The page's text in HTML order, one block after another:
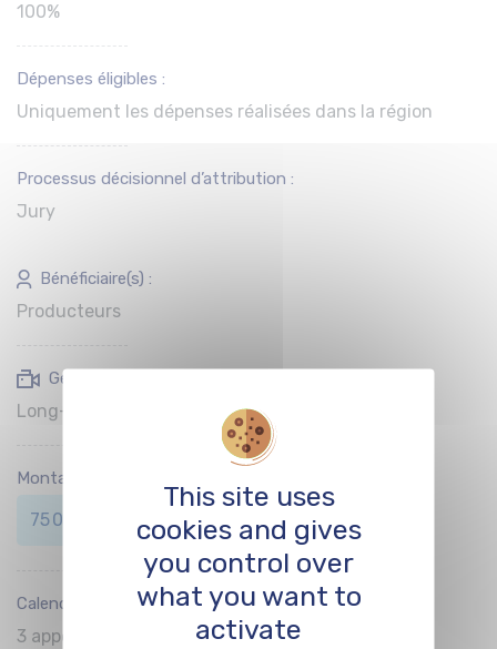
100%
Dépenses éligibles :
Uniquement les dépenses réalisées dans la région
Processus décisionnel d’attribution :
Jury
Bénéficiaire(s) :
Producteurs
Genre(s) soutenu(s) :
Long-métrage documentaire
Montant de l’aide :
75 000 € max.
Calendrier de dépôt :
3 appels par an
This site uses
cookies and gives
you control over
what you want to
activate